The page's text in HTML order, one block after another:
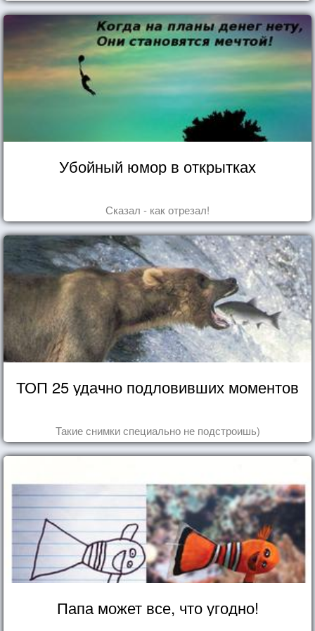
Убойный юмор в открытках
Сказал - как отрезал!
ТОП 25 удачно подловивших моментов
Такие снимки специально не подстроишь)
Папа может все, что угодно!